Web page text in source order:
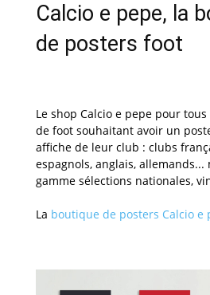
Calcio e pepe, la
de posters foot
Le shop Calcio e pepe pour
de foot souhaitant avoir un
affiche de leur club : clubs
espagnols, anglais, allemands...
gamme sélections nationales,
La boutique de posters Calcio e